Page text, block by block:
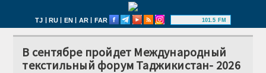
TJ | RU | EN | AR | FAR 101.5 FM
В сентябре пройдет Международный
текстильный форум Таджикистан- 2026